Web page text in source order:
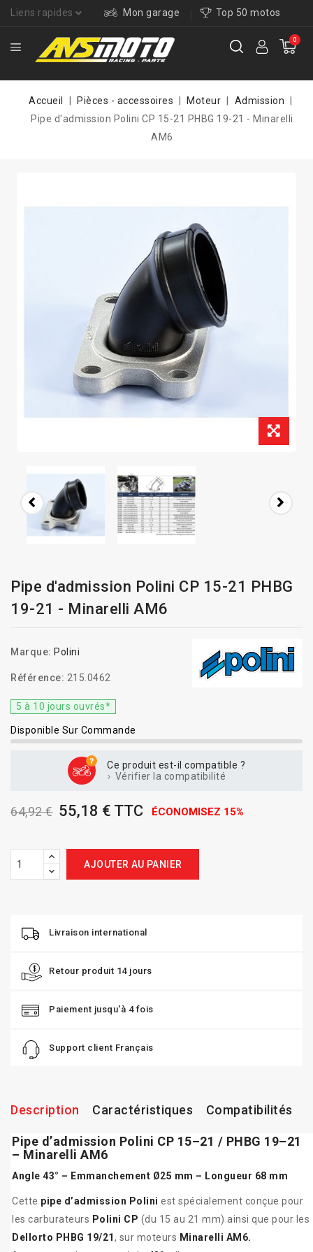
Liens rapides Mon garage Top 50 motos
0
Accueil Pièces - accessoires Moteur
Admission
Pipe d'admission Polini CP 15-21 PHBG 19-21 - Minarelli
AM6
Pipe d'admission Polini CP 15-21 PHBG
19-21 - Minarelli AM6
Marque: Polini
Référence: 215.0462
5 à 10 jours ouvrés*
Disponible Sur Commande
Ce produit est-il compatible ?
Vérifier la compatibilité
64,92 € 55,18 € TTC ÉCONOMISEZ 15%
AJOUTER AU PANIER
Livraison international
Retour produit 14 jours
Paiement jusqu'à 4 fois
Support client Français
Description Caractéristiques Compatibilités
Pipe d’admission Polini CP 15–21 / PHBG 19–21
– Minarelli AM6
Angle 43° – Emmanchement Ø25 mm – Longueur 68 mm
Cette pipe d’admission Polini est spécialement conçue pour
les carburateurs Polini CP (du 15 au 21 mm) ainsi que pour les
Dellorto PHBG 19/21, sur moteurs Minarelli AM6.